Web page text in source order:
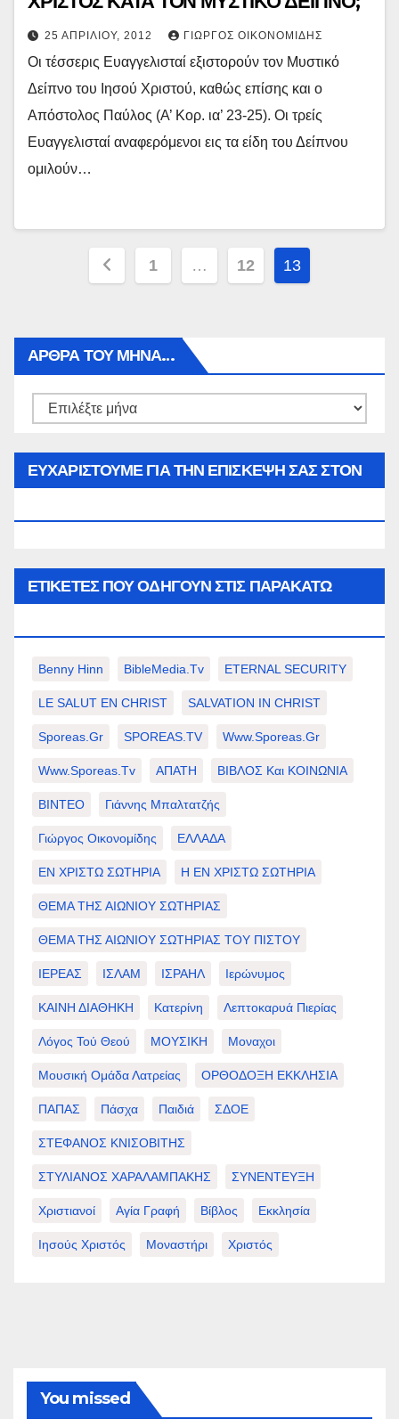
25 ΑΠΡΙΛΊΟΥ, 2012 ΓΙΏΡΓΟΣ ΟΙΚΟΝΟΜΊΔΗΣ
Οι τέσσερις Ευαγγελισταί εξιστορούν τον Μυστικό
Δείπνο του Ιησού Χριστού, καθώς επίσης και ο
Απόστολος Παύλος (Α’ Κορ. ια’ 23-25). Οι τρείς
Ευαγγελισταί αναφερόμενοι εις τα είδη του Δείπνου
ομιλούν…
Πλοήγηση
1 … 12 13
ΑΡΘΡΑ ΤΟΥ ΜΉΝΑ…
Αρθρα
ΕΥΧΑΡΙΣΤΟΥΜΕ ΓΙΑ ΤΗΝ ΕΠΙΣΚΕΨΗ ΣΑΣ ΣΤΟΝ
ΕΤΙΚΈΤΕΣ ΠΟΥ ΟΔΗΓΟΎΝ ΣΤΙΣ ΠΑΡΑΚΆΤΩ
Benny Hinn BibleMedia.tv ETERNAL SECURITY
LE SALUT EN CHRIST SALVATION IN CHRIST
Sporeas.gr SPOREAS.TV Www.sporeas.gr
Www.sporeas.tv ΑΠΑΤΗ ΒΙΒΛΟΣ Και ΚΟΙΝΩΝΙΑ
ΒΙΝΤΕΟ Γιάννης Μπαλτατζής
Γιώργος Οικονομίδης ΕΛΛΑΔΑ
ΕΝ ΧΡΙΣΤΩ ΣΩΤΗΡΙΑ Η ΕΝ ΧΡΙΣΤΩ ΣΩΤΗΡΙΑ
ΘΕΜΑ ΤΗΣ ΑΙΩΝΙΟΥ ΣΩΤΗΡΙΑΣ
ΘΕΜΑ ΤΗΣ ΑΙΩΝΙΟΥ ΣΩΤΗΡΙΑΣ ΤΟΥ ΠΙΣΤΟΥ
ΙΕΡΕΑΣ ΙΣΛΑΜ ΙΣΡΑΗΛ Ιερώνυμος
ΚΑΙΝΗ ΔΙΑΘΗΚΗ Κατερίνη Λεπτοκαρυά Πιερίας
Λόγος Τού Θεού ΜΟΥΣΙΚΗ Μοναχοι
Μουσική Ομάδα Λατρείας ΟΡΘΟΔΟΞΗ ΕΚΚΛΗΣΙΑ
ΠΑΠΑΣ Πάσχα Παιδιά ΣΔΟΕ
ΣΤΕΦΑΝΟΣ ΚΝΙΣΟΒΙΤΗΣ
ΣΤΥΛΙΑΝΟΣ ΧΑΡΑΛΑΜΠΑΚΗΣ ΣΥΝΕΝΤΕΥΞΗ
Χριστιανοί Αγία Γραφή Βίβλος Εκκλησία
Ιησούς Χριστός Μοναστήρι Χριστός
You missed